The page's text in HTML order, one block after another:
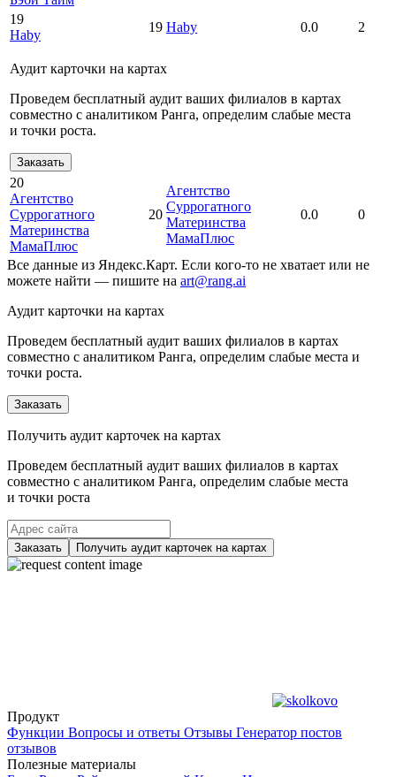
19
Haby
19 Haby 0.0 2
Аудит карточки на картах
Проведем бесплатный аудит ваших филиалов в картах
совместно с аналитиком Ранга, определим слабые места
и точки роста.
Заказать
20
Агентство
Суррогатного
Материнства
МамаПлюс
20
Агентство
Суррогатного
Материнства
МамаПлюс
0.0 0
Все данные из Яндекс.Карт. Если кого-то не хватает или не
можете найти — пишите на art@rang.ai
Аудит карточки на картах
Проведем бесплатный аудит ваших филиалов в картах
совместно с аналитиком Ранга, определим слабые места и
точки роста.
Заказать
Получить аудит карточек на картах
Проведем бесплатный аудит ваших филиалов в картах
совместно с аналитиком Ранга, определим слабые места
и точки роста
Заказать Получить аудит карточек на картах
Продукт
Функции Вопросы и ответы Отзывы Генератор постов
отзывов
Полезные материалы